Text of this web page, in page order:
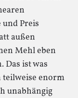
Preis
außen
Mehl eben
Das ist was
teilweise enorm
unabhängig